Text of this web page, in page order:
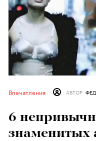
Впечатления АВТОР
6
знаменитых